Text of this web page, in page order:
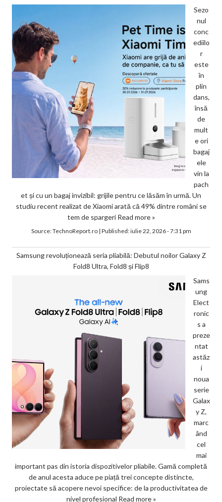
Sezo
nul
conc
ediilo
r
este
în
plin
dans,
însă
de
mult
e ori
bagaj
ele
vin la
pach
et și cu un bagaj invizibil: grijile pentru ce lăsăm în urmă. Un
studiu recent realizat de Xiaomi arată că 49% dintre români se
tem de spargeri Read more »
Source:TechnoReport.ro| Published:iulie 22, 2026 - 7:31 pm
Samsung revoluționează seria pliabilă: Debutul noilor Galaxy Z
Fold8 Ultra, Fold8 și Flip8
Sams
ung
Elect
ronic
s a
preze
ntat
astăz
i
noua
serie
Galax
y Z,
marc
ând
cel
mai
important pas din istoria dispozitivelor pliabile. Gamă completă
de anul acesta aduce pe piață trei concepte distincte,
proiectate să acopere nevoi specifice: de la productivitatea de
nivel profesional Read more »